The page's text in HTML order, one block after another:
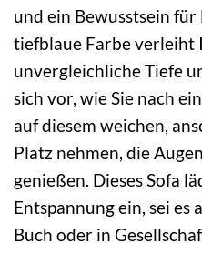
und ein Bewusstsein
tiefblaue Farbe verleiht
unvergleichliche Tiefe
sich vor, wie Sie nach
auf diesem weichen,
Platz nehmen, die
genießen. Dieses Sofa
Entspannung ein, sei es
Buch oder in